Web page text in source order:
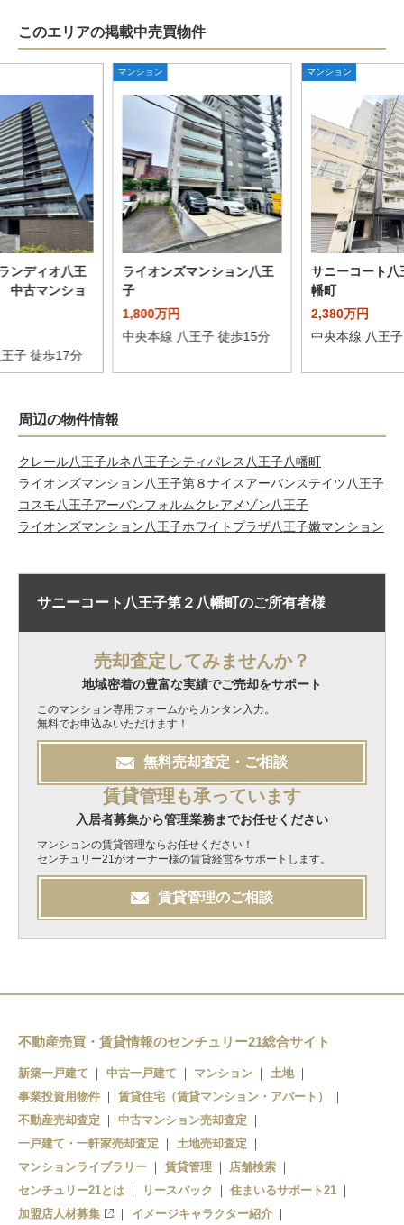
このエリアの掲載中売買物件
ンディオ八王
中古マンショ
子 徒歩17分
マンション
ライオンズマンション八王
子
1,800万円
中央本線 八王子 徒歩15分
マンション
サニーコート八
幡町
2,380万円
中央本線 八王
周辺の物件情報
クレール八王子ルネ八王子シティパレス八王子八幡町
ライオンズマンション八王子第８ナイスアーバンステイツ八王子
コスモ八王子アーバンフォルムクレアメゾン八王子
ライオンズマンション八王子ホワイトプラザ八王子嫩マンション
サニーコート八王子第２八幡町のご所有者様
売却査定してみませんか？
地域密着の豊富な実績でご売却をサポート
このマンション専用フォームからカンタン入力。
無料でお申込みいただけます！
無料売却査定・ご相談
賃貸管理も承っています
入居者募集から管理業務までお任せください
マンションの賃貸管理ならお任せください！
センチュリー21がオーナー様の賃貸経営をサポートします。
賃貸管理のご相談
不動産売買・賃貸情報のセンチュリー21総合サイト
新築一戸建て 中古一戸建て マンション
土地
事業投資用物件
賃貸住宅（賃貸マンション・アパート）
不動産売却査定
中古マンション売却査定
一戸建て・一軒家売却査定
土地売却査定
マンションライブラリー
賃貸管理
店舗検索
センチュリー21とは
リースバック
住まいるサポート21
加盟店人材募集
イメージキャラクター紹介